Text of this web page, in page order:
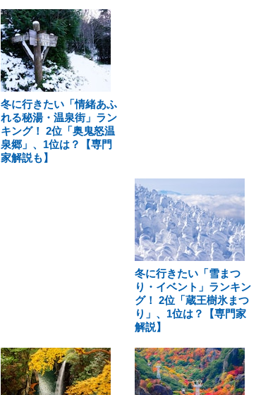
冬に行きたい「情緒あふ
れる秘湯・温泉街」ラン
キング！ 2位「奥鬼怒温
泉郷」、1位は？【専門
家解説も】
冬に行きたい「雪まつ
り・イベント」ランキン
グ！ 2位「蔵王樹氷まつ
り」、1位は？【専門家
解説】